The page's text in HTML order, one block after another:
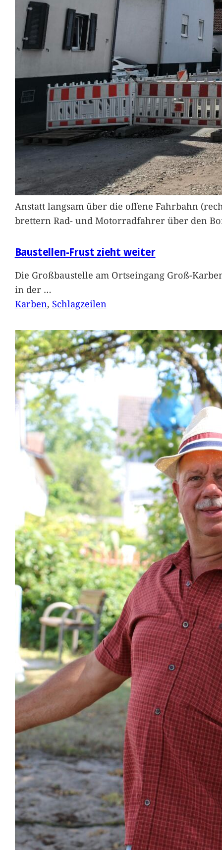
Anstatt langsam über die offene Fahrbahn
brettern Rad- und Motorradfahrer über den
Baustellen-Frust zieht weiter
Die Großbaustelle am Ortseingang Groß-
in der …
Karben, Schlagzeilen